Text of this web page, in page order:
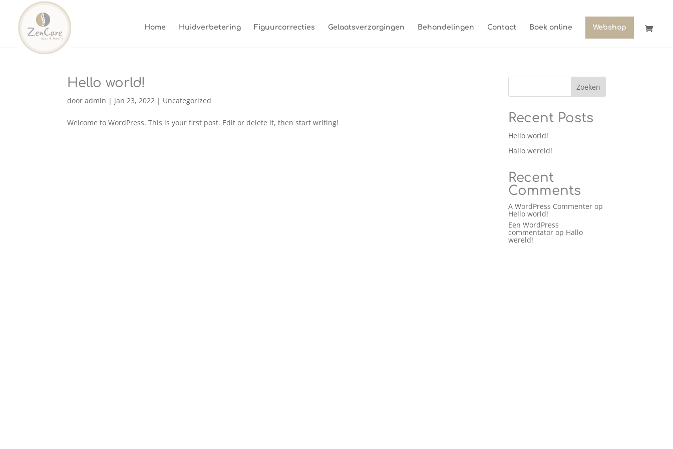
Home Huidverbetering Figuurcorrecties Gelaatsverzorgingen Behandelingen Contact Boek online Webshop
Hello world!
dooradmin | jan 23, 2022 | Uncategorized
Welcome to WordPress. This is your first post. Edit or delete it, then start writing!
Zoeken
Recent Posts
Hello world!
Hallo wereld!
Recent
Comments
A WordPress Commenter op
Hello world!
Een WordPress
commentator op Hallo
wereld!